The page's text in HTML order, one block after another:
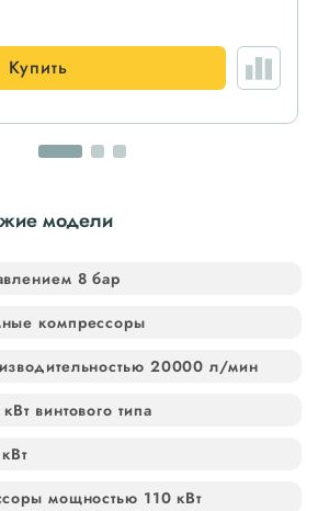
Купить
модели
8 бар
компрессоры
20000 л/мин
винтового типа
мощностью 110 кВт